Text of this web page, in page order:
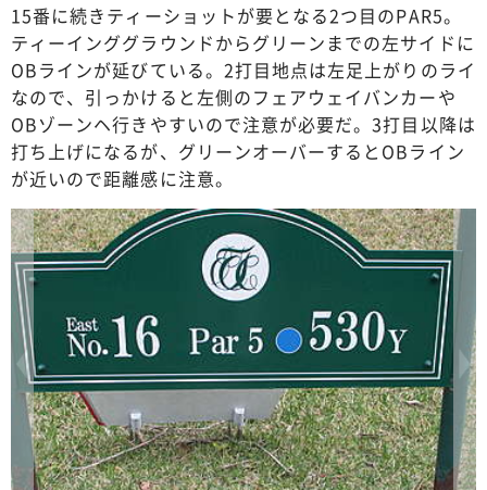
15番に続きティーショットが要となる2つ目のPAR5。
ティーインググラウンドからグリーンまでの左サイドに
OBラインが延びている。2打目地点は左足上がりのライ
なので、引っかけると左側のフェアウェイバンカーや
OBゾーンヘ行きやすいので注意が必要だ。3打目以降は
打ち上げになるが、グリーンオーバーするとOBライン
が近いので距離感に注意。